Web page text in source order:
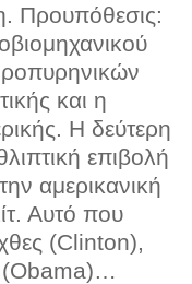
Προυπόθεσις:
και η
Η δεύτερη
επιβολή
αμερικανική
Αυτό που
(Clinton),
(Obama)…